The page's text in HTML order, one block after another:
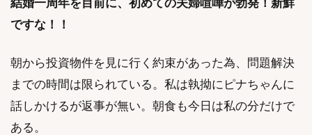
ですな！！
朝から投資物件を見に行く約束があった為、問題解決
までの時間は限られている。私は執拗にピナちゃんに
話しかけるが返事が無い。朝食も今日は私の分だけで
ある。